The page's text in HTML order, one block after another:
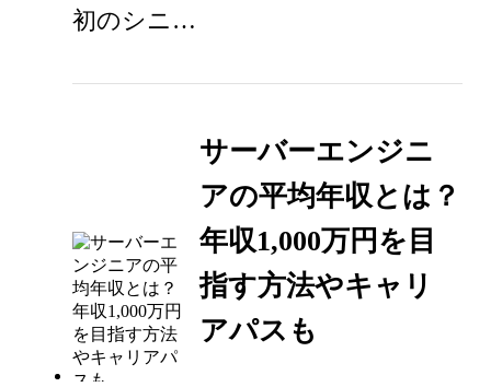
初のシニ…
サーバーエンジニ
アの平均年収とは？
年収1,000万円を目
指す方法やキャリ
アパスも